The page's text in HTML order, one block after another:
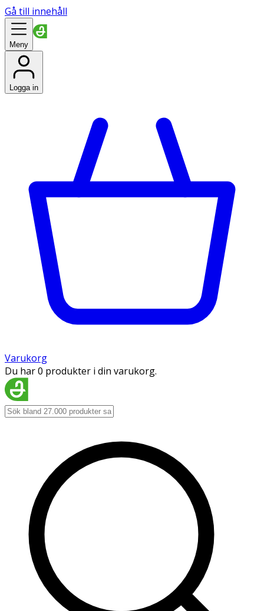
Gå till innehåll
Meny
Logga in
Varukorg
Du har 0 produkter i din varukorg.